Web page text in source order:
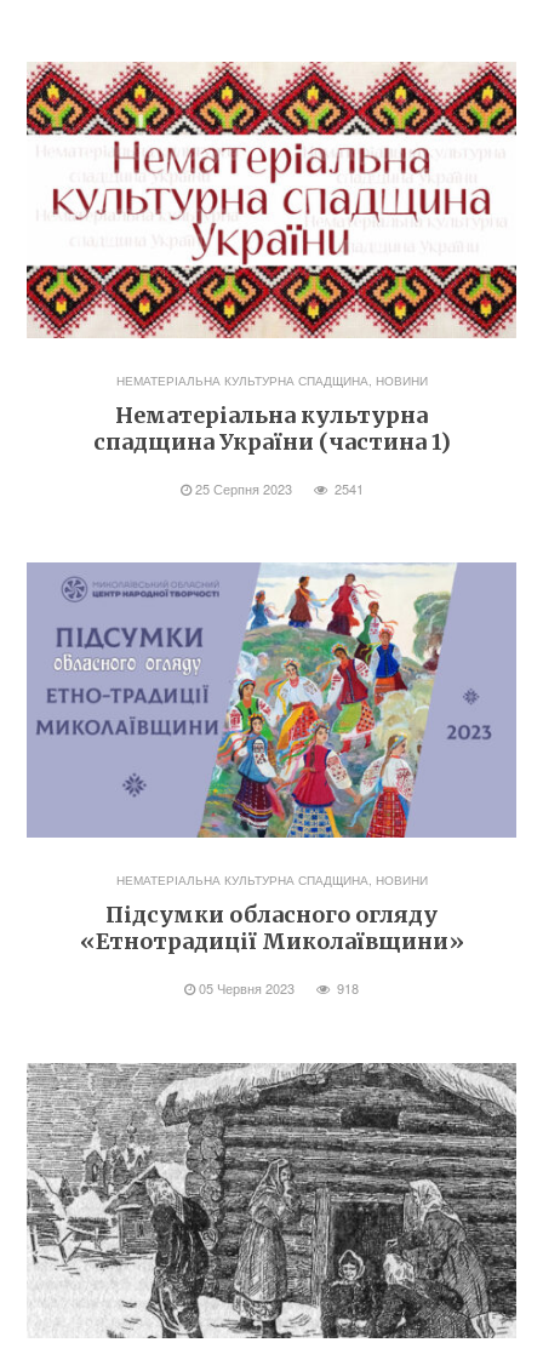
НЕМАТЕРІАЛЬНА КУЛЬТУРНА СПАДЩИНА НОВИНИ
Нематеріальна культурна
спадщина України (частина 1)
25 Серпня 2023 2541
НЕМАТЕРІАЛЬНА КУЛЬТУРНА СПАДЩИНА, НОВИНИ
Підсумки обласного огляду
«Етнотрадиції Миколаївщини»
05 Червня 2023 918